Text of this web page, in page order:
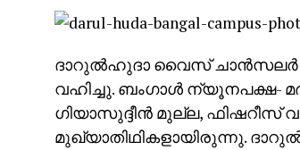
ദാറുല്‍ഹുദാ വൈസ് ചാന്‍സലര്‍
വഹിച്ചു. ബംഗാള്‍ ന്യൂനപക്ഷ-
ഗിയാസുദ്ദീന്‍ മുല്ല, ഫിഷറീസ്
മുഖ്യാതിഥികളായിരുന്നു.